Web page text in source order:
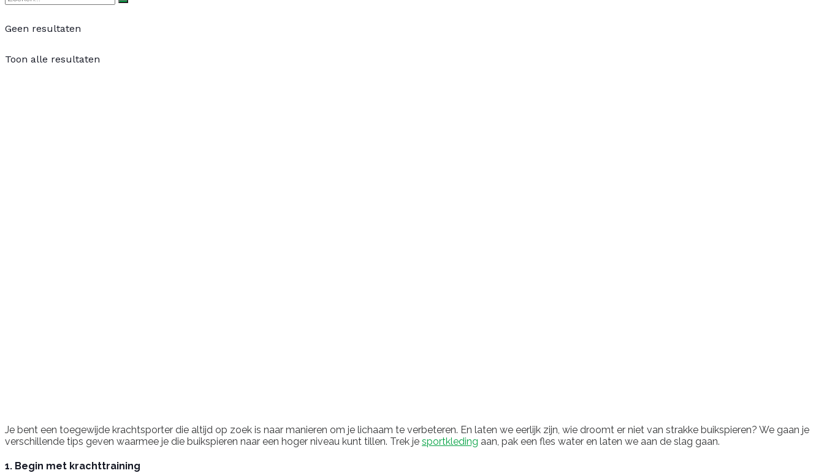
Geen resultaten
Toon alle resultaten
Je bent een toegewijde krachtsporter die altijd op zoek is naar manieren om je lichaam te verbeteren. En laten we eerlijk zijn, wie droomt er niet van strakke buikspieren? We gaan je
verschillende tips geven waarmee je die buikspieren naar een hoger niveau kunt tillen. Trek je sportkleding aan, pak een fles water en laten we aan de slag gaan.
1. Begin met krachttraining